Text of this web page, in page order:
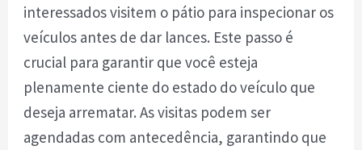
interessados visitem o pátio para inspecionar os
veículos antes de dar lances. Este passo é
crucial para garantir que você esteja
plenamente ciente do estado do veículo que
deseja arrematar. As visitas podem ser
agendadas com antecedência, garantindo que